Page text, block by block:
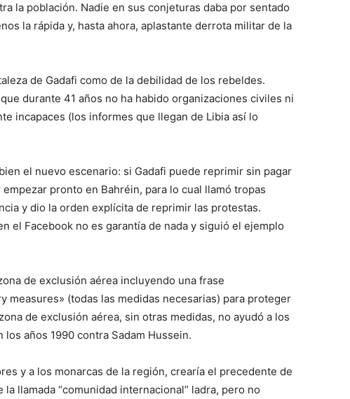
la población. Nadie en sus conjeturas daba por sentado
la rápida y, hasta ahora, aplastante derrota militar de la
de Gadafi como de la debilidad de los rebeldes.
durante 41 años no ha habido organizaciones civiles ni
incapaces (los informes que llegan de Libia así lo
el nuevo escenario: si Gadafi puede reprimir sin pagar
pronto en Bahréin, para lo cual llamó tropas
y dio la orden explícita de reprimir las protestas.
el Facebook no es garantía de nada y siguió el ejemplo
de exclusión aérea incluyendo una frase
measures» (todas las medidas necesarias) para proteger
de exclusión aérea, sin otras medidas, no ayudó a los
años 1990 contra Sadam Hussein.
y a los monarcas de la región, crearía el precedente de
llamada “comunidad internacional” ladra, pero no